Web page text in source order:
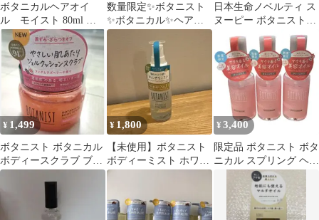
ボタニカルヘアオイ
ル モイスト 80ml ヘ
アケア トリートメン
ト スクワラン
数量限定✨ボタニスト
✨ボタニカル✨ヘアオ
イル✨モイスト✨ドラ
えもん80ml 3個
日本生命ノベルティ ス
ヌーピー ボタニストヘ
アオイル 2本セット
¥ 1,499
ボタニスト ボタニカル
ボディースクラブ ブラ
イトケア
¥ 1,800
【未使用】ボタニスト
ボディーミスト ホワイ
トティー＆シトラス
¥ 3,400
限定品 ボタニスト ボタ
ニカル スプリング ヘア
オイル ダメージケア 3
本セット